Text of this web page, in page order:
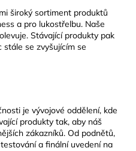
široký sortiment produktů
a pro lukostřelbu. Naše
Stávající produkty pak
stále se zvyšujícím se
je vývojové oddělení, kde
produkty tak, aby náš
zákazníků. Od podnětů,
a finální uvedení na